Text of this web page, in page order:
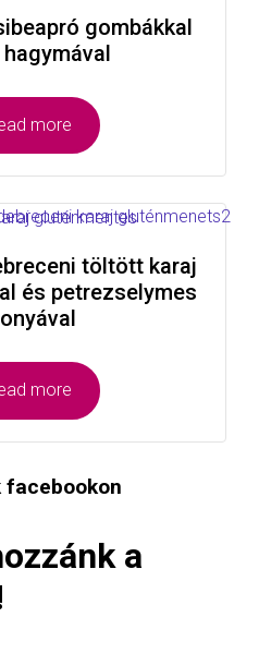
gombákkal
more
töltött karaj
és petrezselymes
more
facebookon
a